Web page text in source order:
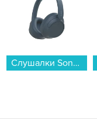
Слушалки Sony WHCH720NL , Bluetooth , OVER-EAR...